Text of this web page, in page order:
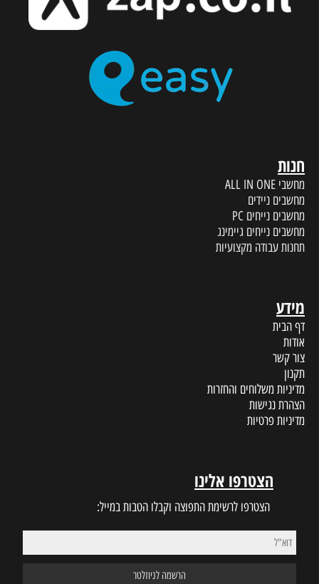
חנות
מחשבי ALL IN ONE
מחשבים ניידים
מחשבים נייחים PC
מחשבים נייחים גיימינג
תחנות עבודה מקצועיות
מידע
דף הבית
אודות
צור קשר
תקנון
מדיניות משלוחים והחזרות
הצהרת נגישות
מדיניות פרטיות
הצטרפו אלינו
הצטרפו לרשימת התפוצה וקבלו הטבות במייל: